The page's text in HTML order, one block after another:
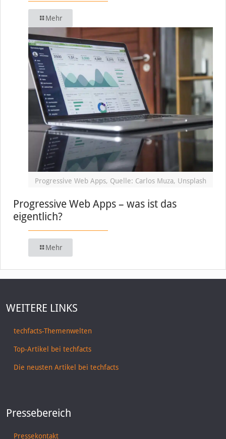
Mehr
Progressive Web Apps, Quelle: Carlos Muza, Unsplash
Progressive Web Apps – was ist das
eigentlich?
Mehr
WEITERE LINKS
techfacts-Themenwelten
Top-Artikel bei techfacts
Die neusten Artikel bei techfacts
Pressebereich
Pressekontakt